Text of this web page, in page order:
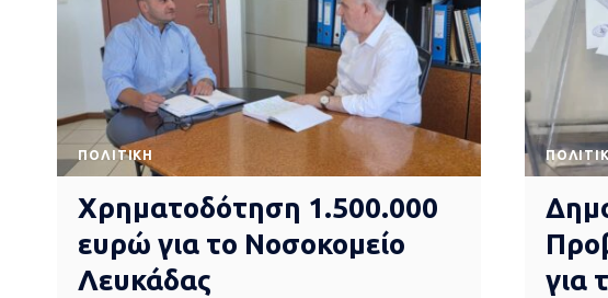
ΠΟΛΙΤΙΚΉ
Χρηματοδότηση 1.500.000
ευρώ για το Νοσοκομείο
Λευκάδας
για